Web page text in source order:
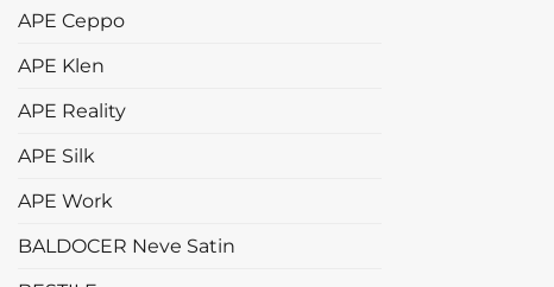
APE Ceppo
APE Klen
APE Reality
APE Silk
APE Work
BALDOCER Neve Satin